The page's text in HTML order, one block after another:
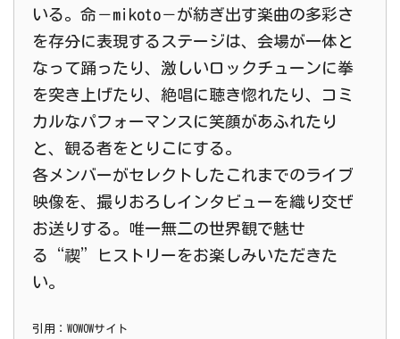
いる。命－mikoto－が紡ぎ出す楽曲の多彩さ
を存分に表現するステージは、会場が一体と
なって踊ったり、激しいロックチューンに拳
を突き上げたり、絶唱に聴き惚れたり、コミ
カルなパフォーマンスに笑顔があふれたり
と、観る者をとりこにする。
各メンバーがセレクトしたこれまでのライブ
映像を、撮りおろしインタビューを織り交ぜ
お送りする。唯一無二の世界観で魅せ
る“禊”ヒストリーをお楽しみいただきた
い。
引用：WOWOWサイト